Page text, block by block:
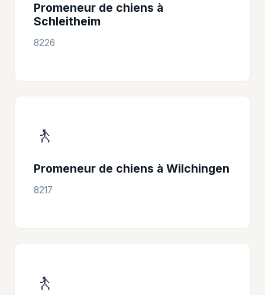
Promeneur de chiens à
Schleitheim
8226
🚶
Promeneur de chiens à Wilchingen
8217
🚶